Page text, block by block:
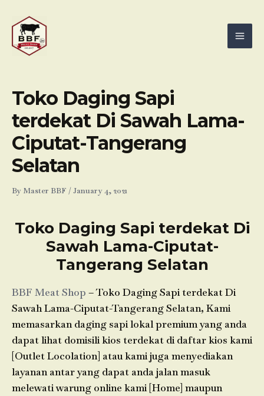
content
Toko Daging Sapi
terdekat Di Sawah Lama-
Ciputat-Tangerang
Selatan
By Master BBF /January 4, 2021
Toko Daging Sapi terdekat Di
Sawah Lama-Ciputat-
Tangerang Selatan
BBF Meat Shop – Toko Daging Sapi terdekat Di
Sawah Lama-Ciputat-Tangerang Selatan, Kami
memasarkan daging sapi lokal premium yang anda
dapat lihat domisili kios terdekat di daftar kios kami
[Outlet Locolation] atau kami juga menyediakan
layanan antar yang dapat anda jalan masuk
melewati warung online kami [Home] maupun